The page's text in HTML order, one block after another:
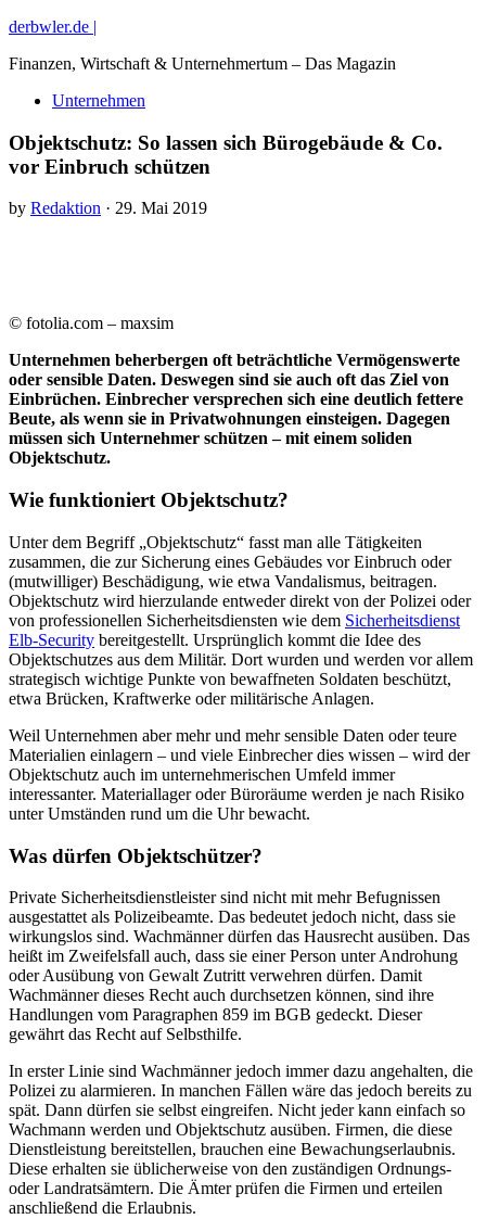
derbwler.de |
Finanzen, Wirtschaft & Unternehmertum – Das Magazin
Unternehmen
Objektschutz: So lassen sich Bürogebäude & Co.
vor Einbruch schützen
by Redaktion · 29. Mai 2019
© fotolia.com – maxsim
Unternehmen beherbergen oft beträchtliche Vermögenswerte
oder sensible Daten. Deswegen sind sie auch oft das Ziel von
Einbrüchen. Einbrecher versprechen sich eine deutlich fettere
Beute, als wenn sie in Privatwohnungen einsteigen. Dagegen
müssen sich Unternehmer schützen – mit einem soliden
Objektschutz.
Wie funktioniert Objektschutz?
Unter dem Begriff „Objektschutz“ fasst man alle Tätigkeiten
zusammen, die zur Sicherung eines Gebäudes vor Einbruch oder
(mutwilliger) Beschädigung, wie etwa Vandalismus, beitragen.
Objektschutz wird hierzulande entweder direkt von der Polizei oder
von professionellen Sicherheitsdiensten wie dem Sicherheitsdienst
Elb-Security bereitgestellt. Ursprünglich kommt die Idee des
Objektschutzes aus dem Militär. Dort wurden und werden vor allem
strategisch wichtige Punkte von bewaffneten Soldaten beschützt,
etwa Brücken, Kraftwerke oder militärische Anlagen.
Weil Unternehmen aber mehr und mehr sensible Daten oder teure
Materialien einlagern – und viele Einbrecher dies wissen – wird der
Objektschutz auch im unternehmerischen Umfeld immer
interessanter. Materiallager oder Büroräume werden je nach Risiko
unter Umständen rund um die Uhr bewacht.
Was dürfen Objektschützer?
Private Sicherheitsdienstleister sind nicht mit mehr Befugnissen
ausgestattet als Polizeibeamte. Das bedeutet jedoch nicht, dass sie
wirkungslos sind. Wachmänner dürfen das Hausrecht ausüben. Das
heißt im Zweifelsfall auch, dass sie einer Person unter Androhung
oder Ausübung von Gewalt Zutritt verwehren dürfen. Damit
Wachmänner dieses Recht auch durchsetzen können, sind ihre
Handlungen vom Paragraphen 859 im BGB gedeckt. Dieser
gewährt das Recht auf Selbsthilfe.
In erster Linie sind Wachmänner jedoch immer dazu angehalten, die
Polizei zu alarmieren. In manchen Fällen wäre das jedoch bereits zu
spät. Dann dürfen sie selbst eingreifen. Nicht jeder kann einfach so
Wachmann werden und Objektschutz ausüben. Firmen, die diese
Dienstleistung bereitstellen, brauchen eine Bewachungserlaubnis.
Diese erhalten sie üblicherweise von den zuständigen Ordnungs-
oder Landratsämtern. Die Ämter prüfen die Firmen und erteilen
anschließend die Erlaubnis.